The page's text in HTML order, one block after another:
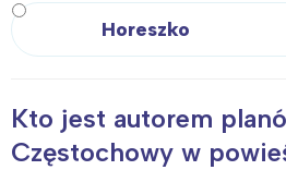
Horeszko
Kto jest autorem
Częstochowy w